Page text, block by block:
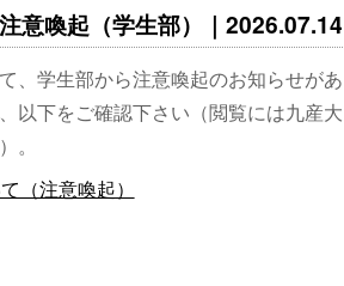
注意喚起（学生部）｜2026.07.14
、学生部から注意喚起のお知らせがあ
以下をご確認下さい（閲覧には九産大
。
（注意喚起）